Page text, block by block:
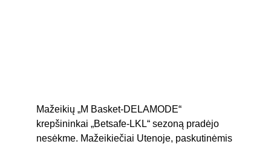
Mažeikių „M Basket-DELAMODE“
krepšininkai „Betsafe-LKL“ sezoną pradėjo
nesėkme. Mažeikiečiai Utenoje, paskutinėmis